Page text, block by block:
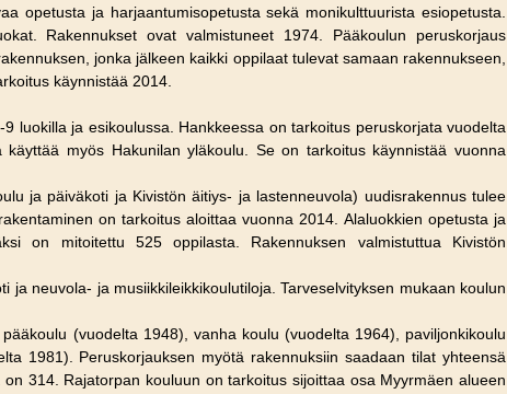
opetusta ja harjaantumisopetusta sekä monikulttuurista esiopetusta.
Rakennukset ovat valmistuneet 1974. Pääkoulun peruskorjaus
jonka jälkeen kaikki oppilaat tulevat samaan rakennukseen,
käynnistää 2014.
luokilla ja esikoulussa. Hankkeessa on tarkoitus peruskorjata vuodelta
myös Hakunilan yläkoulu. Se on tarkoitus käynnistää vuonna
ja päiväkoti ja Kivistön äitiys- ja lastenneuvola) uudisrakennus tulee
on tarkoitus aloittaa vuonna 2014. Alaluokkien opetusta ja
on mitoitettu 525 oppilasta. Rakennuksen valmistuttua Kivistön
ja neuvola- ja musiikkileikkikoulutiloja. Tarveselvityksen mukaan koulun
(vuodelta 1948), vanha koulu (vuodelta 1964), paviljonkikoulu
1981). Peruskorjauksen myötä rakennuksiin saadaan tilat yhteensä
314. Rajatorpan kouluun on tarkoitus sijoittaa osa Myyrmäen alueen